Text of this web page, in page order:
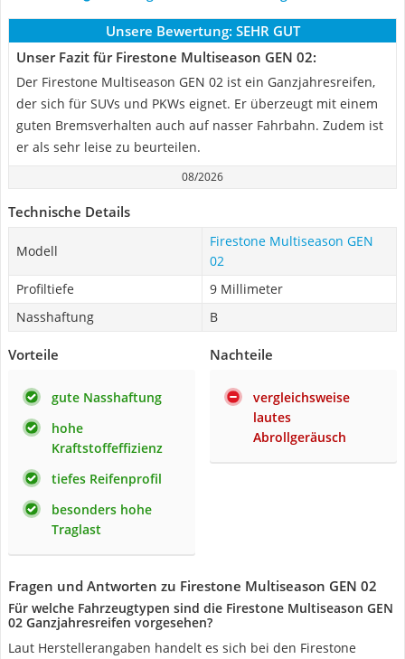
Unsere Bewertung: SEHR GUT
Unser Fazit für Firestone Multiseason GEN 02:
Der Firestone Multiseason GEN 02 ist ein Ganzjahresreifen,
der sich für SUVs und PKWs eignet. Er überzeugt mit einem
guten Bremsverhalten auch auf nasser Fahrbahn. Zudem ist
er als sehr leise zu beurteilen.
08/2026
Technische Details
Modell
Firestone Multiseason GEN
02
Profiltiefe
9 Millimeter
Nasshaftung
B
Vorteile
gute Nasshaftung
hohe
Kraftstoffeffizienz
tiefes Reifenprofil
besonders hohe
Traglast
Nachteile
vergleichsweise
lautes
Abrollgeräusch
Fragen und Antworten zu Firestone Multiseason GEN 02
Für welche Fahrzeugtypen sind die Firestone Multiseason GEN
02 Ganzjahresreifen vorgesehen?
Laut Herstellerangaben handelt es sich bei den Firestone